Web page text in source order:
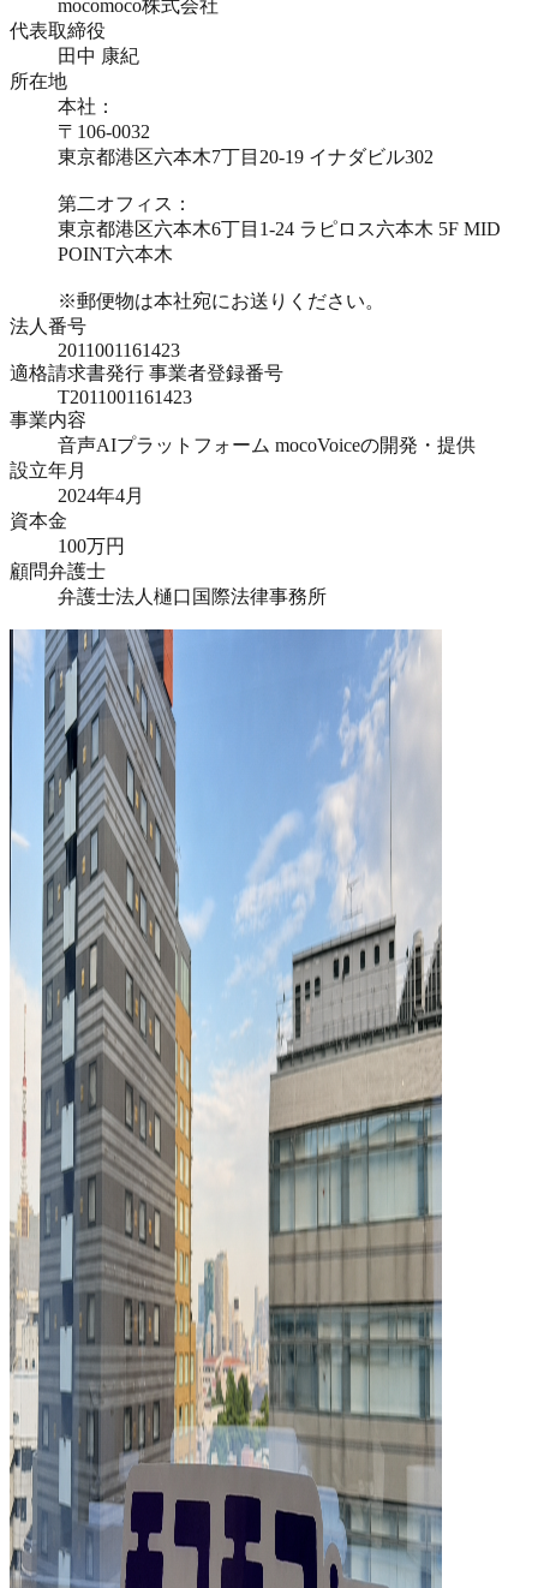
mocomoco株式会社
代表取締役
田中 康紀
所在地
本社：
〒106-0032
東京都港区六本木7丁目20-19 イナダビル302
第二オフィス：
東京都港区六本木6丁目1-24 ラピロス六本木 5F MID
POINT六本木
※郵便物は本社宛にお送りください。
法人番号
2011001161423
適格請求書発行 事業者登録番号
T2011001161423
事業内容
音声AIプラットフォーム mocoVoiceの開発・提供
設立年月
2024年4月
資本金
100万円
顧問弁護士
弁護士法人樋口国際法律事務所